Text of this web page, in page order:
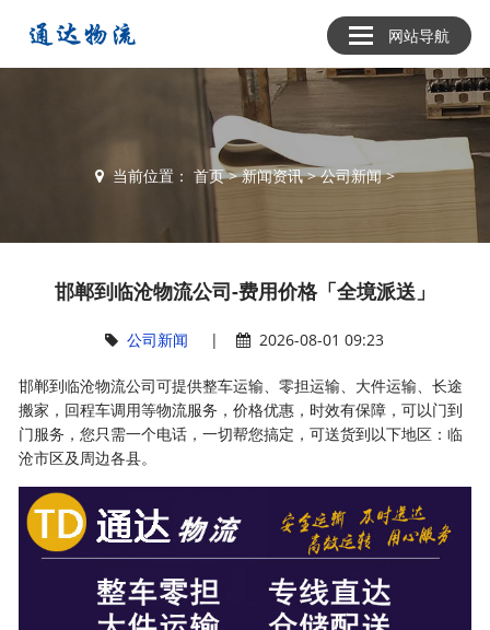
网站导航
当前位置： 首页>新闻资讯>公司新闻>
邯郸到临沧物流公司-费用价格「全境派送」
公司新闻 | 2026-08-01 09:23
邯郸到临沧物流公司可提供整车运输、零担运输、大件运输、长途
搬家，回程车调用等物流服务，价格优惠，时效有保障，可以门到
门服务，您只需一个电话，一切帮您搞定，可送货到以下地区：临
沧市区及周边各县。